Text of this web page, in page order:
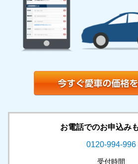
お電話でのお申込み
0120-994-996
受付時間